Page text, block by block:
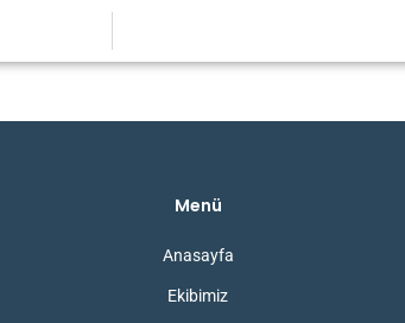
Menü
Anasayfa
Ekibimiz